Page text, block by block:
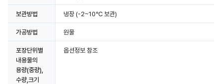
보관방법 냉장 (-2~10℃ 보관)
가공방법 원물
포장단위별
내용물의
용량(중량),
수량,크기
옵션정보 참조